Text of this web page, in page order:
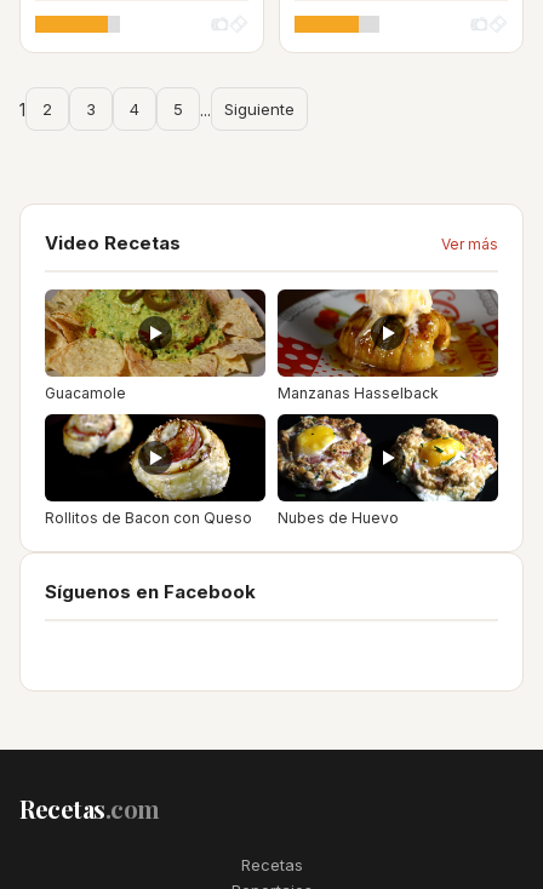
1 2 3 4 5 ... Siguiente
Video Recetas Ver más
Guacamole Manzanas Hasselback
Rollitos de Bacon con Queso Nubes de Huevo
Síguenos en Facebook
Recetas.com
Recetas